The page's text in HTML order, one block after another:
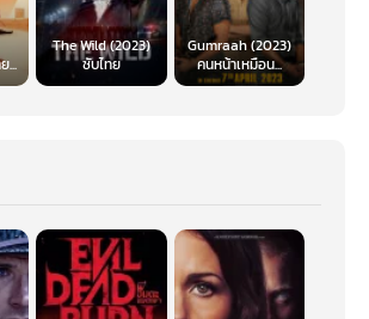
...
The Wild (2023)
ซับไทย
Gumraah (2023)
คนหน้าเหมือน...